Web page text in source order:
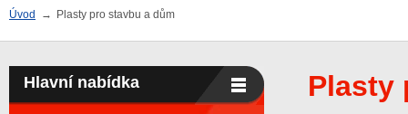
Úvod → Plasty pro stavbu a dům
Plasty
Hlavní nabídka